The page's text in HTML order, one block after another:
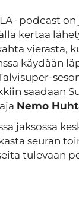
-podcast
kertaa
vierasta,
käydään
saadaan
Nemo
jaksossa
seuran
tulevaan